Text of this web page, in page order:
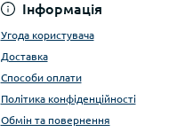
Інформація
Угода користувача
Доставка
Способи оплати
Політика конфіденційності
Обмін та повернення